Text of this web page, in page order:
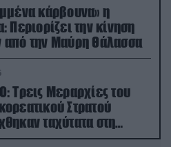
κάρβουνα» η
Περιορίζει την κίνηση
από την Μαύρη Θάλασσα
Τρεις Μεραρχίες του
Στρατού
ταχύτατα στη